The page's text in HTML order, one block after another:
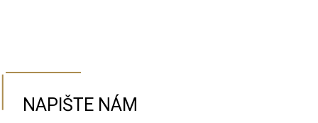
NAPIŠTE NÁM